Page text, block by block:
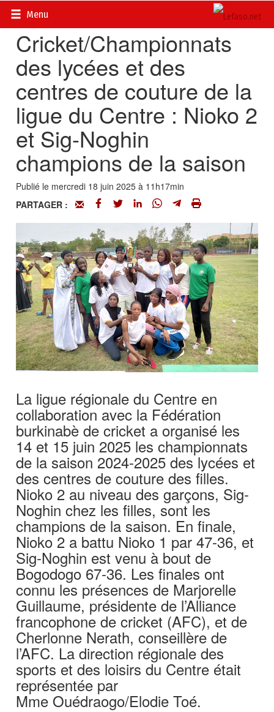
Menu
Accueil>
Cricket/Championnats
des lycées et des
centres de couture de la
ligue du Centre : Nioko 2
et Sig-Noghin
champions de la saison
Publié le mercredi 18 juin 2025 à 11h17min
PARTAGER :
La ligue régionale du Centre en
collaboration avec la Fédération
burkinabè de cricket a organisé les
14 et 15 juin 2025 les championnats
de la saison 2024-2025 des lycées et
des centres de couture des filles.
Nioko 2 au niveau des garçons, Sig-
Noghin chez les filles, sont les
champions de la saison. En finale,
Nioko 2 a battu Nioko 1 par 47-36, et
Sig-Noghin est venu à bout de
Bogodogo 67-36. Les finales ont
connu les présences de Marjorelle
Guillaume, présidente de l’Alliance
francophone de cricket (AFC), et de
Cherlonne Nerath, conseillère de
l’AFC. La direction régionale des
sports et des loisirs du Centre était
représentée par
Mme Ouédraogo/Elodie Toé.